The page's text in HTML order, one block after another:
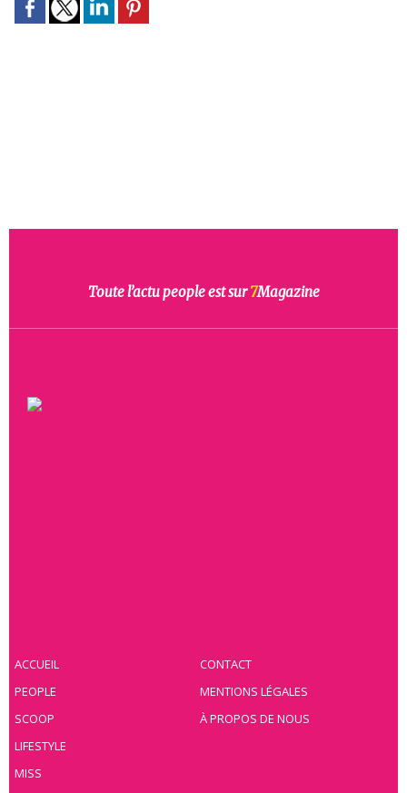
Toute l’actu people est sur7Magazine
ACCUEIL
PEOPLE
SCOOP
LIFESTYLE
MISS
CONTACT
MENTIONS LÉGALES
À PROPOS DE NOUS